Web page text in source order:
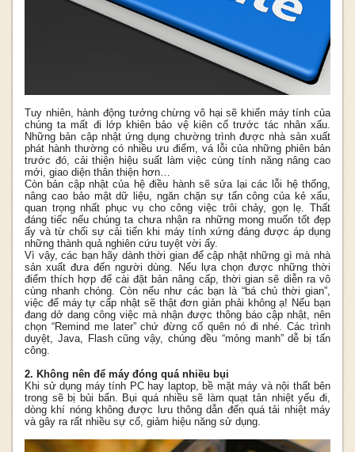
Tuy nhiên, hành động tưởng chừng vô hại sẽ khiến máy tính của
chúng ta mất đi lớp khiên bảo vệ kiên cố trước tác nhân xấu.
Những bản cập nhật ứng dụng chường trình được nhà sản xuất
phát hành thường có nhiều ưu điểm, vá lỗi của những phiên bản
trước đó, cải thiện hiệu suất làm việc cùng tính năng nâng cao
mới, giao diện thân thiện hơn…
Còn bản cập nhật của hệ điều hành sẽ sửa lại các lỗi hệ thống,
nâng cao bảo mật dữ liệu, ngăn chặn sự tấn công của kẻ xấu,
quan trọng nhất phục vụ cho công việc trôi chảy, gọn lẹ. Thất
đáng tiếc nếu chúng ta chưa nhận ra những mong muốn tốt đẹp
ấy và từ chối sự cải tiến khi máy tính xứng đáng được áp dụng
những thành quả nghiên cứu tuyệt vời ấy.
Vì vậy, các bạn hãy dành thời gian để cập nhật những gì mà nhà
sản xuất đưa đến người dùng. Nếu lựa chọn được những thời
điểm thích hợp để cài đặt bản nâng cấp, thời gian sẽ diễn ra vô
cùng nhanh chóng. Còn nếu như các bạn là “bá chủ thời gian”,
việc để máy tự cấp nhật sẽ thật đơn giản phải không ạ! Nếu bạn
đang dở dang công việc mà nhận được thông báo cập nhật, nên
chọn “Remind me later” chứ đừng cố quên nó đi nhé. Các trình
duyệt, Java, Flash cũng vậy, chúng đều “mỏng manh” dễ bị tấn
công.
2. Không nên để máy đóng quá nhiều bụi
Khi sử dụng máy tính PC hay laptop, bề mặt máy và nội thất bên
trong sẽ bị bủi bẩn. Bụi quá nhiều sẽ làm quạt tản nhiệt yếu đi,
dòng khí nóng không được lưu thông dẫn đến quá tải nhiệt máy
và gây ra rất nhiều sự cố, giảm hiệu năng sử dụng.